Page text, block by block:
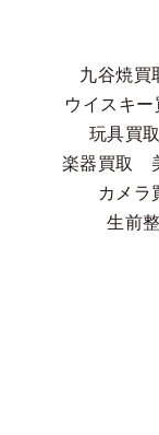
九谷焼
ウイスキ
玩具買
楽器買取
カメ
生前